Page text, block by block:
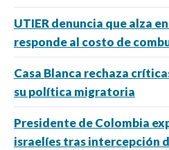
UTIER denuncia que alza
responde al costo de
Casa Blanca rechaza
su política migratoria
Presidente de Colombia
israelíes tras intercepción